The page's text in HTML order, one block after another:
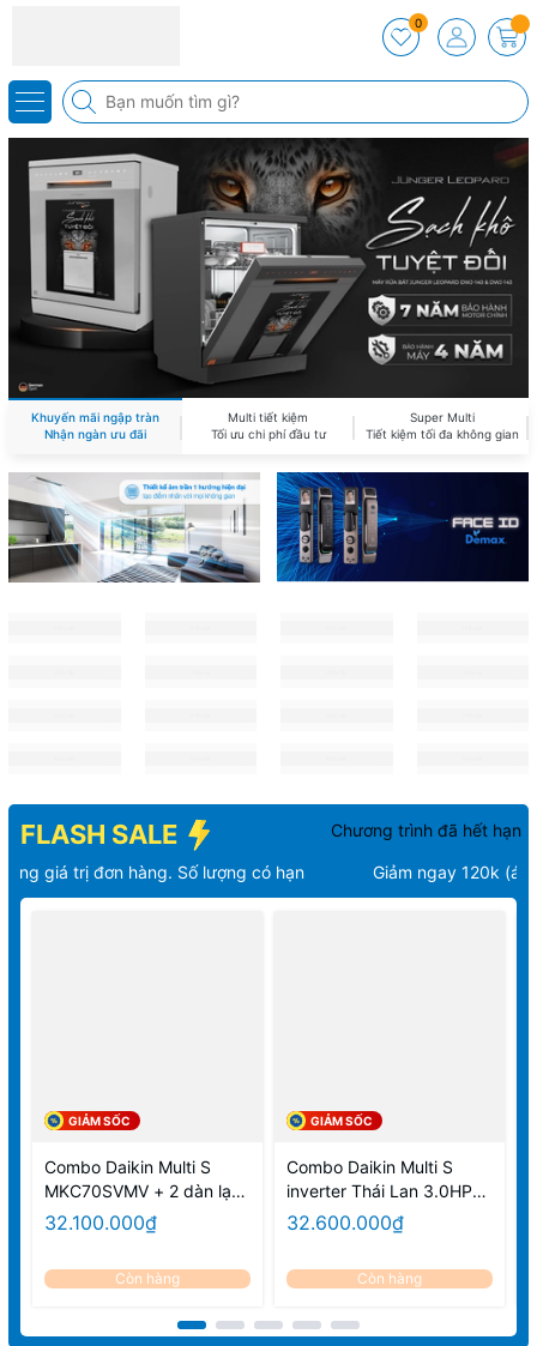
0
Khuyến mãi ngập tràn
Nhận ngàn ưu đãi
Multi tiết kiệm
Tối ưu chi phí đầu tư
Super Multi
Tiết kiệm tối đa không gian
FLASH SALE
hàng. Số lượng có hạn Giảm ngay 120k (áp dụng cho
Chương trình đã hết hạn
GIẢM SỐC
Combo Daikin Multi S
MKC70SVMV + 2 dàn lạnh
CTKC25RVMV +
CTKC50SVMV Chính
32.100.000₫
Còn hàng
GIẢM SỐC
Combo Daikin Multi S
inverter Thái Lan 3.0HP
MKC70SVMV /
CTKC25RVMV +
+CTKC50SVMV - Cụm
+ 1.5HP + 2.0HP
32.600.000₫
Còn hàng